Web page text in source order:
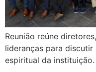
Reunião reúne
lideranças para
espiritual da instituição.